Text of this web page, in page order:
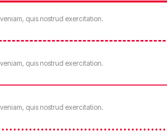
quis nostrud exercitation.
quis nostrud exercitation.
quis nostrud exercitation.